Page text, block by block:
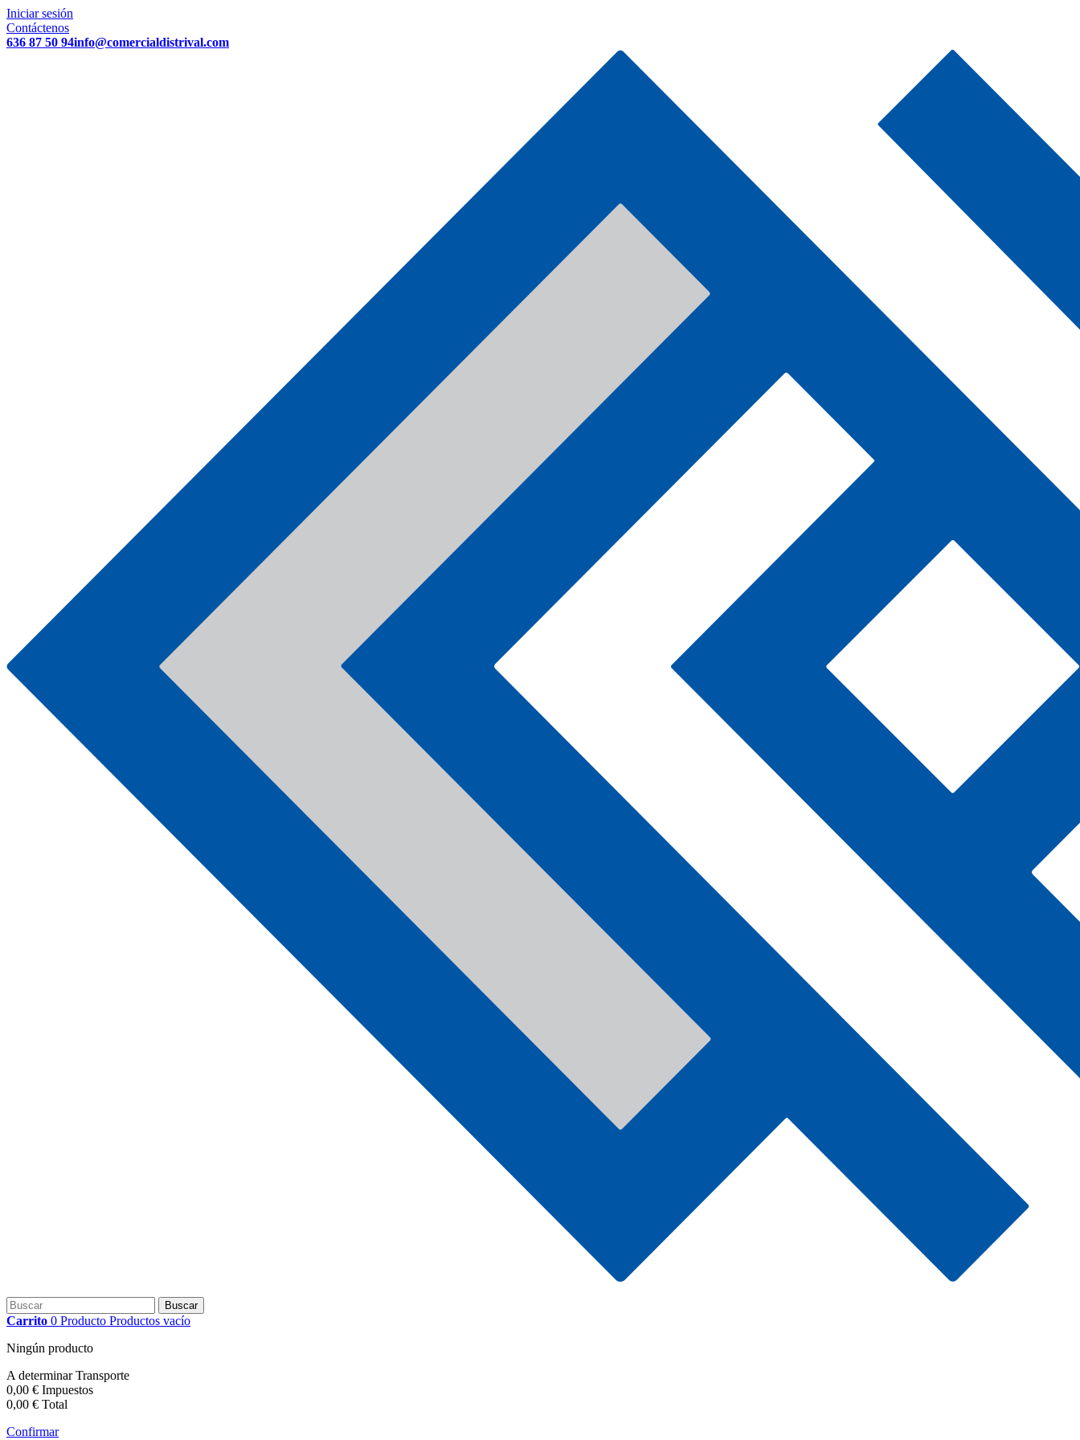
Iniciar sesión
Contáctenos
636 87 50 94info@comercialdistrival.com
Buscar
Carrito 0 Producto Productos vacío
Ningún producto
A determinarTransporte
0,00 € Impuestos
0,00 € Total
Confirmar